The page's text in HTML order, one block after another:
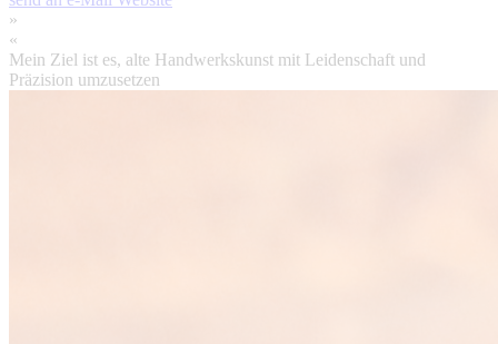
»
«
Mein Ziel ist es, alte Handwerkskunst mit Leidenschaft und
Präzision umzusetzen